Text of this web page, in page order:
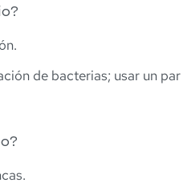
de bacterias; usar un